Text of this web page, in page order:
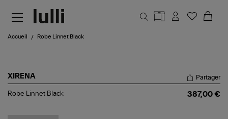
Accueil Robe Linnet Black
XIRENA
Robe
Partager
Robe Linnet Black 387,00 €